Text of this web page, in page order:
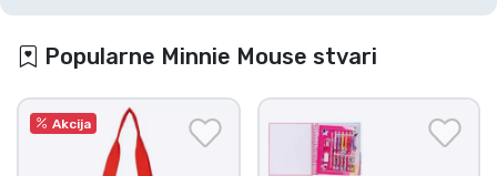
Popularne Minnie Mouse stvari
Akcija